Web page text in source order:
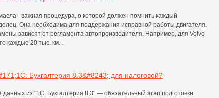
- важная процедура, о которой должен помнить каждый
Она необходима для поддержания исправной работы двигателя.
зависят от регламента автопроизводителя. Например, для Volvo
каждые 20 тыс. км...
Бухгалтерия 8.3&#8243; для налоговой?
данных из "1С: Бухгалтерия 8.3" — обязательный этап подготовки